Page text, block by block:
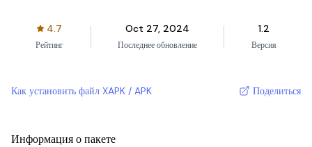
4.7
Рейтинг
Oct 27, 2024
Последнее обновление
1.2
Версия
Как установить файл XAPK / APK Поделиться
Информация о пакете